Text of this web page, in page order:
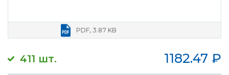
411 шт. 1182.47 ₽
PDF, 3.87 KB